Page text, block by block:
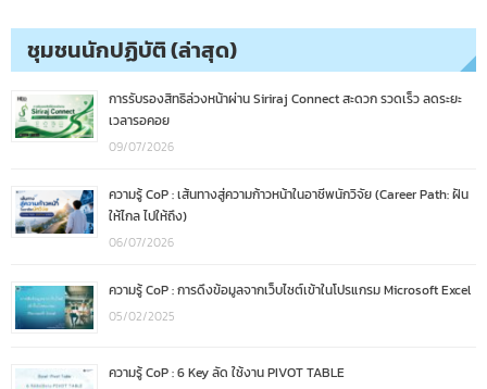
ชุมชนนักปฏิบัติ (ล่าสุด)
การรับรองสิทธิล่วงหน้าผ่าน Siriraj Connect สะดวก รวดเร็ว ลดระยะ
เวลารอคอย
09/07/2026
ความรู้ CoP : เส้นทางสู่ความก้าวหน้าในอาชีพนักวิจัย (Career Path: ฝัน
ให้ไกล ไปให้ถึง)
06/07/2026
ความรู้ CoP : การดึงข้อมูลจากเว็บไซต์เข้าในโปรแกรม Microsoft Excel
05/02/2025
ความรู้ CoP : 6 Key ลัด ใช้งาน PIVOT TABLE